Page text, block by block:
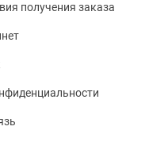
получения заказа